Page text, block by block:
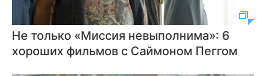
Не только «Миссия невыполнима»: 6
хороших фильмов с Саймоном Пеггом